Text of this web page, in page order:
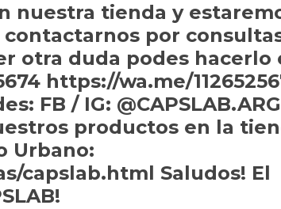
nuestra tienda y
por
otra duda podes hacerlo
https://wa.me/
FB / IG: @CAPSLAB.ARG
productos en la
Urbano:
capslab.html Saludos! El